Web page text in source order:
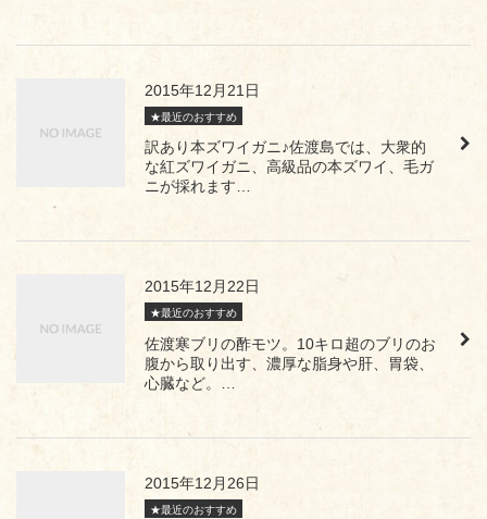
2015年12月21日
★最近のおすすめ
訳あり本ズワイガニ♪佐渡島では、大衆的
な紅ズワイガニ、高級品の本ズワイ、毛ガ
ニが採れます…
2015年12月22日
★最近のおすすめ
佐渡寒ブリの酢モツ。10キロ超のブリのお
腹から取り出す、濃厚な脂身や肝、胃袋、
心臓など。…
2015年12月26日
★最近のおすすめ